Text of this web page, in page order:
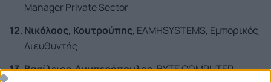
Manager Private Sector
Νικόλαος, Κουτρούπης, ΕΛΜΗSYSTEMS, Εμπορικός
Διευθυντής
Βασίλειος Λυμπερόπουλος, BYTE COMPUTER,